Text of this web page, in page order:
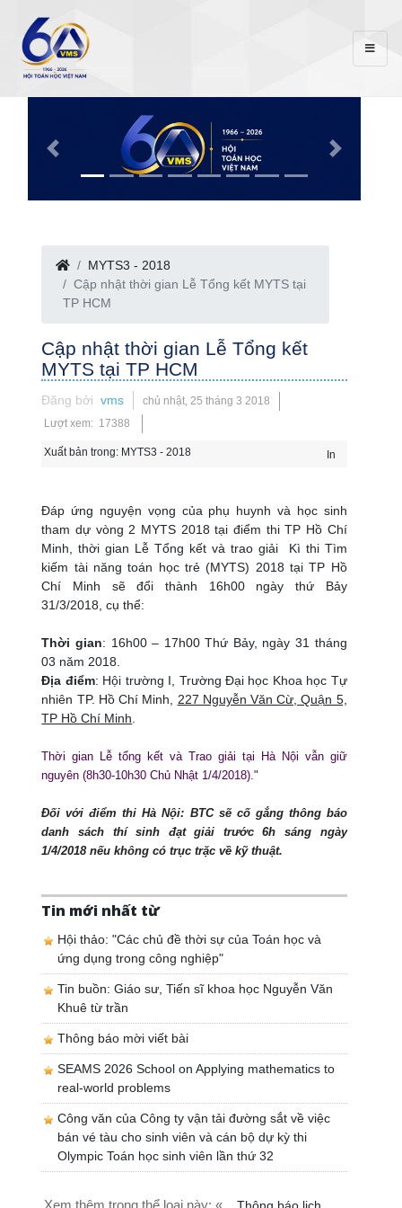
MYTS3 - 2018
Cập nhật thời gian Lễ Tổng kết MYTS tại
TP HCM
Cập nhật thời gian Lễ Tổng kết
MYTS tại TP HCM
Đăng bởivms
chủ nhật, 25 tháng 3 2018
Lượt xem: 17388
Xuất bản trong: MYTS3 - 2018 In
Đáp ứng nguyện vọng của phụ huynh và học sinh
tham dự vòng 2 MYTS 2018 tại điểm thi TP Hồ Chí
Minh, thời gian Lễ Tổng kết và trao giải Kì thi Tìm
kiếm tài năng toán học trẻ (MYTS) 2018 tại TP Hồ
Chí Minh sẽ đổi thành 16h00 ngày thứ Bảy
31/3/2018, cụ thể:
Thời gian: 16h00 – 17h00 Thứ Bảy, ngày 31 tháng
03 năm 2018.
Địa điểm: Hội trường I, Trường Đại học Khoa học Tự
nhiên TP. Hồ Chí Minh, 227 Nguyễn Văn Cừ, Quận 5,
TP Hồ Chí Minh
Thời gian Lễ tổng kết và Trao giải tại Hà Nội vẫn giữ
nguyên (8h30-10h30 Chủ Nhật 1/4/2018)."
Đối với điểm thi Hà Nội: BTC sẽ cố gắng thông báo
danh sách thí sinh đạt giải trước 6h sáng ngày
1/4/2018 nếu không có trục trặc về kỹ thuật.
Tin mới nhất từ
Hội thảo: "Các chủ đề thời sự của Toán học và
ứng dụng trong công nghiệp"
Tin buồn: Giáo sư, Tiến sĩ khoa học Nguyễn Văn
Khuê từ trần
Thông báo mời viết bài
SEAMS 2026 School on Applying mathematics to
real-world problems
Công văn của Công ty vận tải đường sắt về việc
bán vé tàu cho sinh viên và cán bộ dự kỳ thi
Olympic Toán học sinh viên lần thứ 32
Xem thêm trong thể loại này: « Thông báo lịch